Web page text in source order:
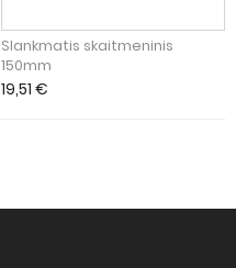
Slankmatis skaitmeninis
150mm
19,51 €